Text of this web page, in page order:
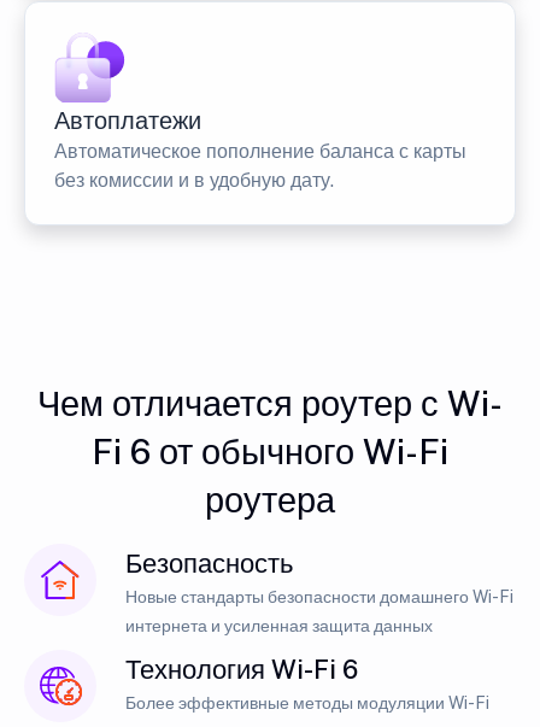
Автоплатежи
Автоматическое пополнение баланса с карты
без комиссии и в удобную дату.
Чем отличается роутер с Wi-
Fi 6 от обычного Wi-Fi
роутера
Безопасность
Новые стандарты безопасности домашнего Wi-Fi
интернета и усиленная защита данных
Технология Wi-Fi 6
Более эффективные методы модуляции Wi-Fi